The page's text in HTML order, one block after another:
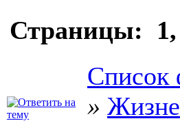
Страницы: 1,
Список
»